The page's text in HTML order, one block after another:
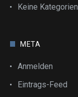
Keine Kategorien
META
Anmelden
Eintrags-Feed